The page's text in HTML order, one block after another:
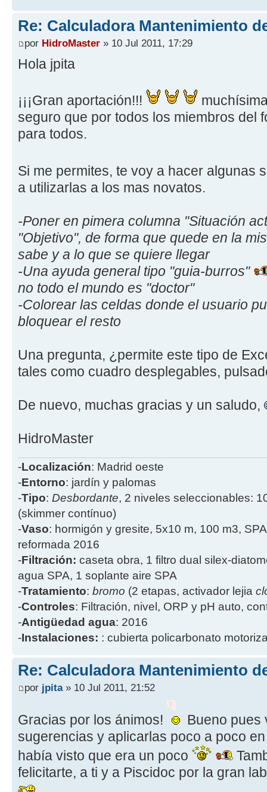
Re: Calculadora Mantenimiento
por HidroMaster » 10 Jul 2011, 17:29
Hola jpita
¡¡¡Gran aportación!!!
seguro que por todos los miembros del
para todos.
Si me permites, te voy a hacer algunas
a utilizarlas a los mas novatos.
-Poner en pimera columna "Situación
"Objetivo", de forma que quede en la
sabe y a lo que se quiere llegar
-Una ayuda general tipo "guia-burros"
no todo el mundo es "doctor"
-Colorear las celdas donde el usuario
bloquear el resto
Una pregunta, ¿permite este tipo de
tales como cuadro desplegables,
De nuevo, muchas gracias y un saludo,
HidroMaster
-Localización: Madrid oeste
-Entorno: jardín y palomas
-Tipo: Desbordante, 2 niveles seleccionables:
(skimmer contínuo)
-Vaso: hormigón y gresite, 5x10 m, 100 m3,
reformada 2016
-Filtración: caseta obra, 1 filtro dual silex-
agua SPA, 1 soplante aire SPA
-Tratamiento: bromo (2 etapas, activador lejia
-Controles: Filtración, nivel, ORP y pH auto,
-Antigüedad agua: 2016
-Instalaciones: : cubierta policarbonato
Re: Calculadora Mantenimiento
por jpita» 10 Jul 2011, 21:52
Gracias por los ánimos!
Bueno pues
sugerencias y aplicarlas poco a poco
había visto que era un poco
felicitarte, a ti y a Piscidoc por la gran